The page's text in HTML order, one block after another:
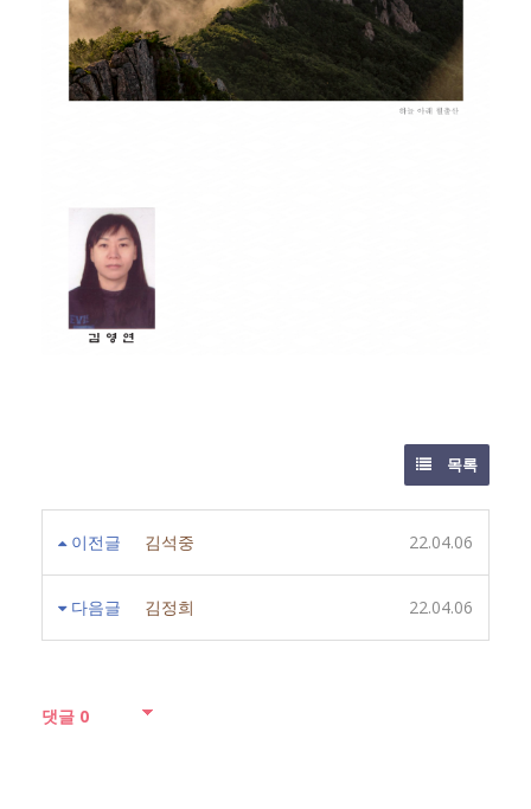
목록
이전글 김석중 22.04.06
다음글 김정희 22.04.06
댓글 0